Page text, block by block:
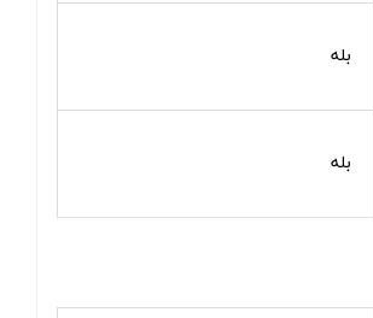
بله
بله